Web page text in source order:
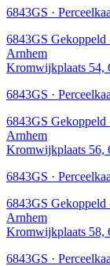
6843GS ·
6843GS Gekoppeld
Arnhem
Kromwijkplaats 54,
6843GS ·
6843GS Gekoppeld
Arnhem
Kromwijkplaats 56,
6843GS ·
6843GS Gekoppeld
Arnhem
Kromwijkplaats 58,
6843GS ·